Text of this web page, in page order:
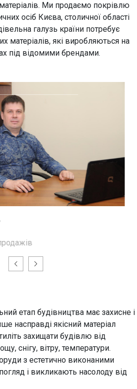
Ми продаємо покрівлю
осіб Києва, столичної області
галузь країни потребує
матеріалів, які виробляються на
під відомими брендами.
етап будівництва має захисне і
насправді якісний матеріал
захищати будівлю від
снігу, вітру, температури.
з естетично виконаними
і викликають насолоду від